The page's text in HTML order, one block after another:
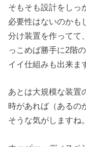
そもそも設計をしっ
必要性はないのかも
分け装置を作ってて
っこめば勝手に2階
イイ仕組みも出来ま
あとは大規模な装置
時があれば（あるの
そうな気がしますね。